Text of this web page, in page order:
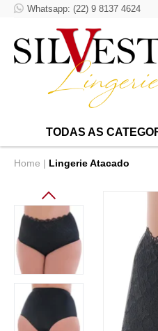
Whatsapp: (22) 9 8137 4624
TODAS AS
Home Lingerie Atacado